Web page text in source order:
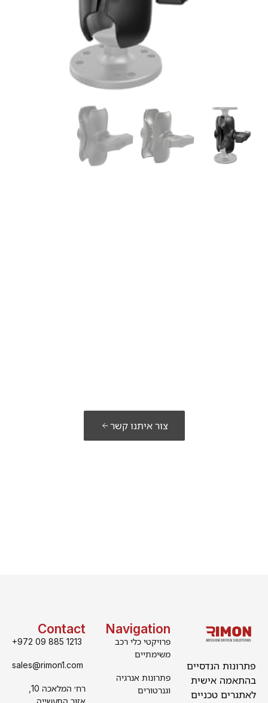
צור איתנו קשר
Contact
+972 09 885 1213
sales@rimon1.com
אזור התעשייה
Navigation
פרויקטי כלי רכב
משימתיים
פתרונות אנרגיה
וגנרטורים
פתרונות הנדסיים
בהתאמה אישית
לאתגרים טכניים